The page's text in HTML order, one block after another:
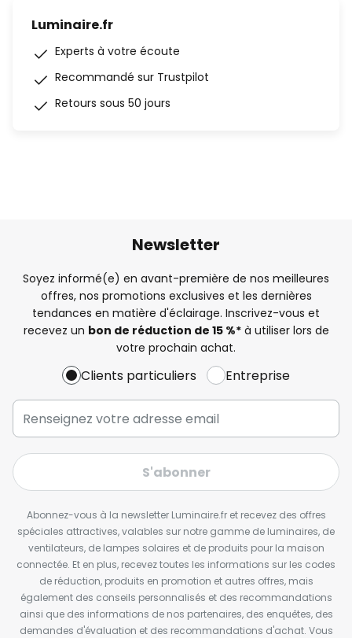
Luminaire.fr
Experts à votre écoute
Recommandé sur Trustpilot
Retours sous 50 jours
Newsletter
Soyez informé(e) en avant-première de nos meilleures
offres, nos promotions exclusives et les dernières
tendances en matière d'éclairage. Inscrivez-vous et
recevez un bon de réduction de 15 %*à utiliser lors de
votre prochain achat.
Clients particuliers Entreprise
S'abonner
Abonnez-vous à la newsletter Luminaire.fr et recevez des offres
spéciales attractives, valables sur notre gamme de luminaires, de
ventilateurs, de lampes solaires et de produits pour la maison
connectée. Et en plus, recevez toutes les informations sur les codes
de réduction, produits en promotion et autres offres, mais
également des conseils personnalisés et des recommandations
ainsi que des informations de nos partenaires, des enquêtes, des
demandes d'évaluation et des recommandations d'achat. Vous